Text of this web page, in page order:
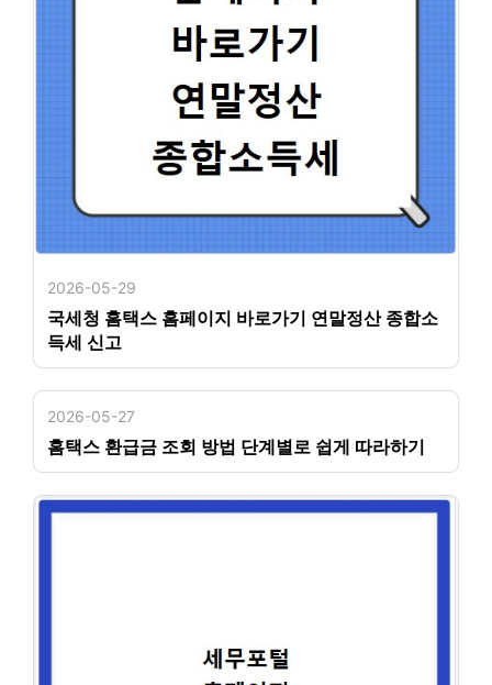
2026-05-29
국세청 홈택스 홈페이지 바로가기 연말정산 종합소
득세 신고
2026-05-27
홈택스 환급금 조회 방법 단계별로 쉽게 따라하기